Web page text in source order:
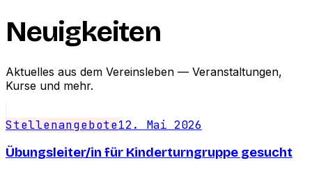
Neuigkeiten
Aktuelles aus dem Vereinsleben — Veranstaltungen,
Kurse und mehr.
Stellenangebote12. Mai 2026
Übungsleiter/in für Kinderturngruppe gesucht